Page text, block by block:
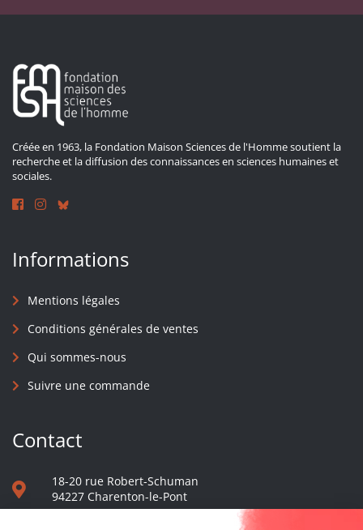
Créée en 1963, la Fondation Maison Sciences de l'Homme soutient la
recherche et la diffusion des connaissances en sciences humaines et
sociales.
Informations
Mentions légales
Conditions générales de ventes
Qui sommes-nous
Suivre une commande
Contact
18-20 rue Robert-Schuman
94227 Charenton-le-Pont